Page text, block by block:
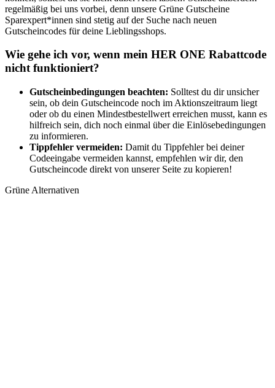
regelmäßig bei uns vorbei, denn unsere Grüne Gutscheine
Sparexpert*innen sind stetig auf der Suche nach neuen
Gutscheincodes für deine Lieblingsshops.
Wie gehe ich vor, wenn mein HER ONE Rabattcode
nicht funktioniert?
Gutscheinbedingungen beachten: Solltest du dir unsicher
sein, ob dein Gutscheincode noch im Aktionszeitraum liegt
oder ob du einen Mindestbestellwert erreichen musst, kann es
hilfreich sein, dich noch einmal über die Einlösebedingungen
zu informieren.
Tippfehler vermeiden: Damit du Tippfehler bei deiner
Codeeingabe vermeiden kannst, empfehlen wir dir, den
Gutscheincode direkt von unserer Seite zu kopieren!
Grüne Alternativen